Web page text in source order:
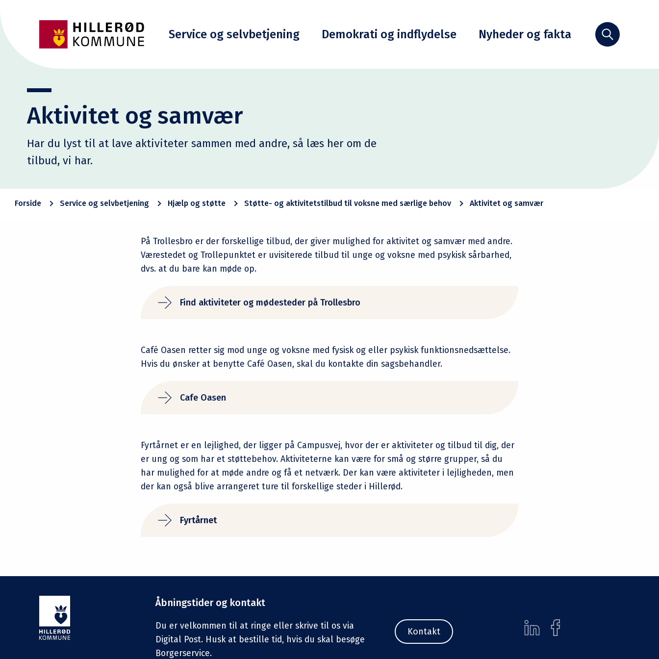
Service og selvbetjening Demokrati og indflydelse Nyheder og fakta Søg
Aktivitet og samvær
Har du lyst til at lave aktiviteter sammen med andre, så læs her om de
tilbud, vi har.
Forside Service og selvbetjening Hjælp og støtte Støtte- og aktivitetstilbud til voksne med særlige behov Aktivitet og samvær
På Trollesbro er der forskellige tilbud, der giver mulighed for aktivitet og samvær med andre.
Værestedet og Trollepunktet er uvisiterede tilbud til unge og voksne med psykisk sårbarhed,
dvs. at du bare kan møde op.
Find aktiviteter og mødesteder på Trollesbro
Café Oasen retter sig mod unge og voksne med fysisk og eller psykisk funktionsnedsættelse.
Hvis du ønsker at benytte Café Oasen, skal du kontakte din sagsbehandler.
Cafe Oasen
Fyrtårnet er en lejlighed, der ligger på Campusvej, hvor der er aktiviteter og tilbud til dig, der
er ung og som har et støttebehov. Aktiviteterne kan være for små og større grupper, så du
har mulighed for at møde andre og få et netværk. Der kan være aktiviteter i lejligheden, men
der kan også blive arrangeret ture til forskellige steder i Hillerød.
Fyrtårnet
Åbningstider og kontakt
Du er velkommen til at ringe eller skrive til os via
Digital Post. Husk at bestille tid, hvis du skal besøge
Borgerservice.
Kontakt